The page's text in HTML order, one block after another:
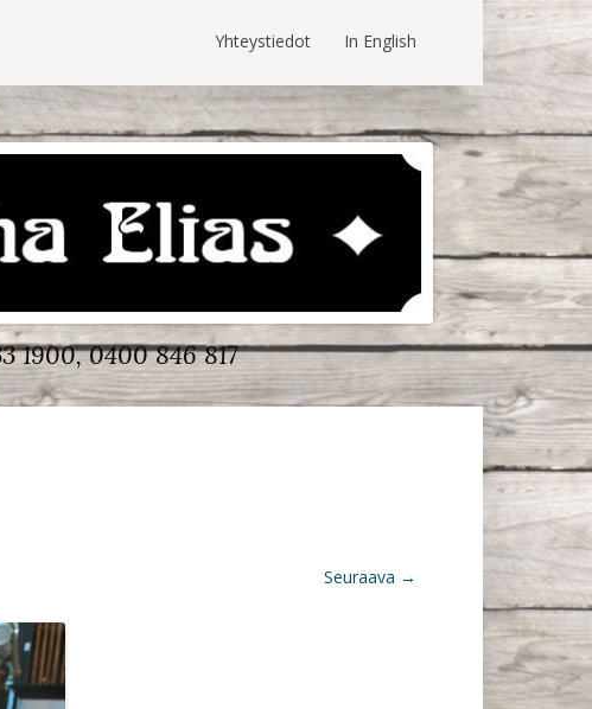
In English
Yhteystiedot
1900, 0400 846 817
Seuraava →